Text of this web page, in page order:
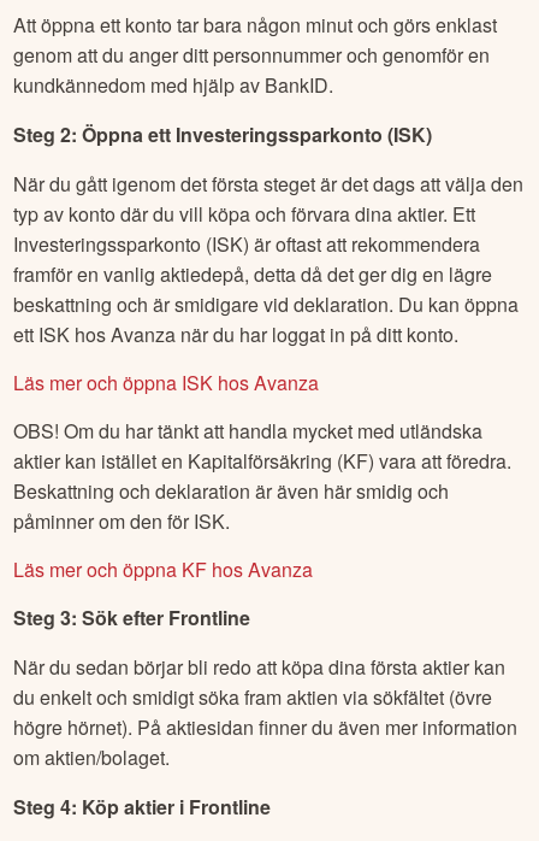
Att öppna ett konto tar bara någon minut och görs enklast
genom att du anger ditt personnummer och genomför en
kundkännedom med hjälp av BankID.
Steg 2: Öppna ett Investeringssparkonto (ISK)
När du gått igenom det första steget är det dags att välja den
typ av konto där du vill köpa och förvara dina aktier. Ett
Investeringssparkonto (ISK) är oftast att rekommendera
framför en vanlig aktiedepå, detta då det ger dig en lägre
beskattning och är smidigare vid deklaration. Du kan öppna
ett ISK hos Avanza när du har loggat in på ditt konto.
Läs mer och öppna ISK hos Avanza
OBS! Om du har tänkt att handla mycket med utländska
aktier kan istället en Kapitalförsäkring (KF) vara att föredra.
Beskattning och deklaration är även här smidig och
påminner om den för ISK.
Läs mer och öppna KF hos Avanza
Steg 3: Sök efter Frontline
När du sedan börjar bli redo att köpa dina första aktier kan
du enkelt och smidigt söka fram aktien via sökfältet (övre
högre hörnet). På aktiesidan finner du även mer information
om aktien/bolaget.
Steg 4: Köp aktier i Frontline